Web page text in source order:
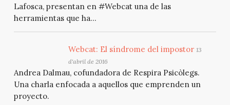
Lafosca, presentan en #Webcat una de las
herramientas que ha...
Webcat: El síndrome del impostor 13
d'abril de 2016
Andrea Dalmau, cofundadora de Respira Psicòlegs.
Una charla enfocada a aquellos que emprenden un
proyecto.